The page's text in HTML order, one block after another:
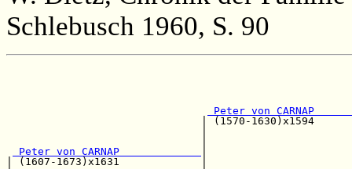
Schlebusch 1960, S. 90
Peter von CARNAP
| (1570-
Peter von CARNAP
| (1607-1673)x1631             |